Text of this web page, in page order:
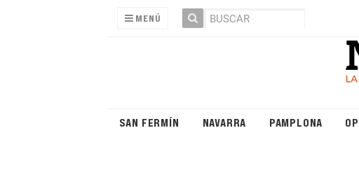
MENÚ
SAN FERMÍN NAVARRA PAMPLONA